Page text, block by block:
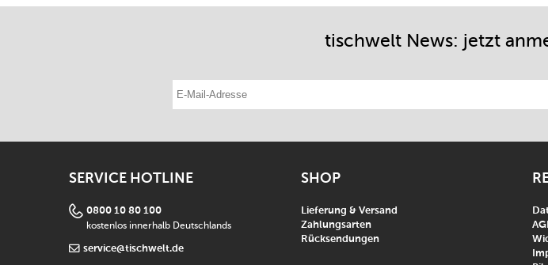
tischwelt News: jetzt
E-Mail-Adresse eintragen
SERVICE HOTLINE
0800 10 80 100
kostenlos innerhalb Deutschlands
service@tischwelt.de
SHOP
Lieferung & Versand
Zahlungsarten
Rücksendungen